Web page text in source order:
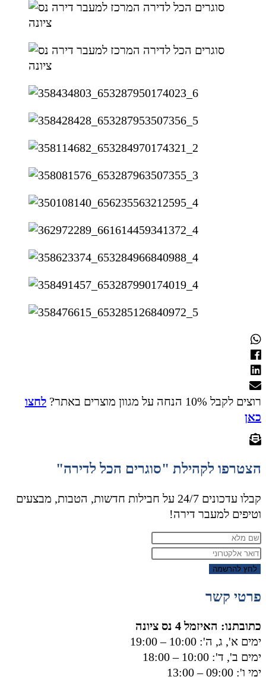
רוצים לקבל 10% הנחה על מגוון מוצרים באתר?
לחצו
כאן
הצטרפו לקהילת "סוגרים הכל לדירה"
קבלו עדכונים 24/7 על חבילות חדשות, הטבות, מבצעים
וטיפים למעבר דירה!
לחץ להרשמה
פרטי קשר
כתובתנו: האיזמל 4 נס ציונה
ימים א', ג, ה': 10:00 – 19:00
ימים ב', ד': 10:00 – 18:00
ימי ו': 09:00 – 13:00